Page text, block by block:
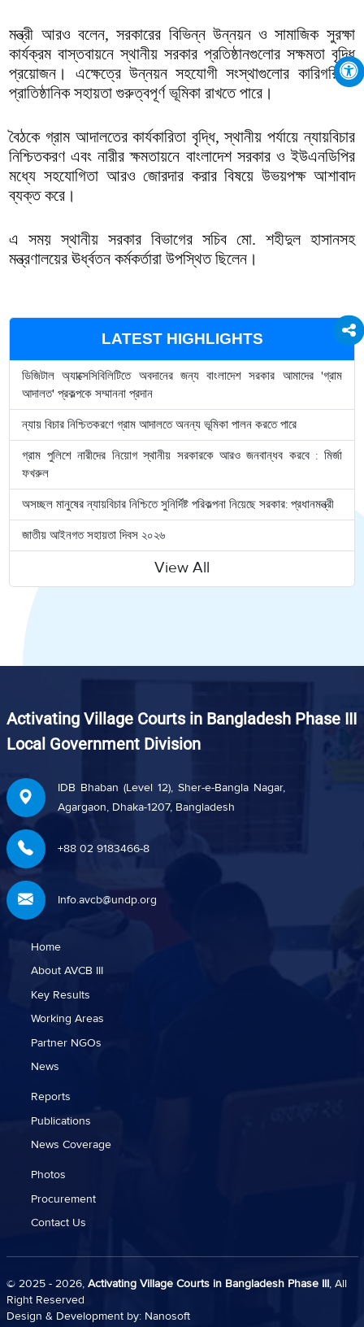
মন্ত্রী আরও বলেন, সরকারের বিভিন্ন উন্নয়ন ও সামাজিক সুরক্ষা
কার্যক্রম বাস্তবায়নে স্থানীয় সরকার প্রতিষ্ঠানগুলোর সক্ষমতা বৃদ্ধি
প্রয়োজন। এক্ষেত্রে উন্নয়ন সহযোগী সংস্থাগুলোর কারিগরি ও
প্রাতিষ্ঠানিক সহায়তা গুরুত্বপূর্ণ ভূমিকা রাখতে পারে।
বৈঠকে গ্রাম আদালতের কার্যকারিতা বৃদ্ধি, স্থানীয় পর্যায়ে ন্যায়বিচার
নিশ্চিতকরণ এবং নারীর ক্ষমতায়নে বাংলাদেশ সরকার ও ইউএনডিপির
মধ্যে সহযোগিতা আরও জোরদার করার বিষয়ে উভয়পক্ষ আশাবাদ
ব্যক্ত করে।
এ সময় স্থানীয় সরকার বিভাগের সচিব মো. শহীদুল হাসানসহ
মন্ত্রণালয়ের ঊর্ধ্বতন কর্মকর্তারা উপস্থিত ছিলেন।
LATEST HIGHLIGHTS
ডিজিটাল অ্যাক্সেসিবিলিটিতে অবদানের জন্য বাংলাদেশ সরকার আমাদের 'গ্রাম
আদালত' প্রকল্পকে সম্মাননা প্রদান
ন্যায় বিচার নিশ্চিতকরণে গ্রাম আদালতে অনন্য ভূমিকা পালন করতে পারে
গ্রাম পুলিশে নারীদের নিয়োগ স্থানীয় সরকারকে আরও জনবান্ধব করবে : মির্জা
ফখরুল
অসচ্ছল মানুষের ন্যায়বিচার নিশ্চিতে সুনির্দিষ্ট পরিকল্পনা নিয়েছে সরকার: প্রধানমন্ত্রী
জাতীয় আইনগত সহায়তা দিবস ২০২৬
View All
Activating Village Courts in Bangladesh Phase III
Local Government Division
IDB Bhaban (Level 12), Sher-e-Bangla Nagar,
Agargaon, Dhaka-1207, Bangladesh
+88 02 9183466-8
Info.avcb@undp.org
Home
About AVCB III
Key Results
Working Areas
Partner NGOs
News
Reports
Publications
News Coverage
Photos
Procurement
Contact Us
© 2025 - 2026, Activating Village Courts in Bangladesh Phase III, All
Right Reserved
Design & Development by: Nanosoft